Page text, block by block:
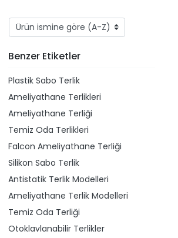
Benzer Etiketler
Plastik Sabo Terlik
Ameliyathane Terlikleri
Ameliyathane Terliği
Temiz Oda Terlikleri
Falcon Ameliyathane Terliği
Silikon Sabo Terlik
Antistatik Terlik Modelleri
Ameliyathane Terlik Modelleri
Temiz Oda Terliği
Otoklavlanabilir Terlikler